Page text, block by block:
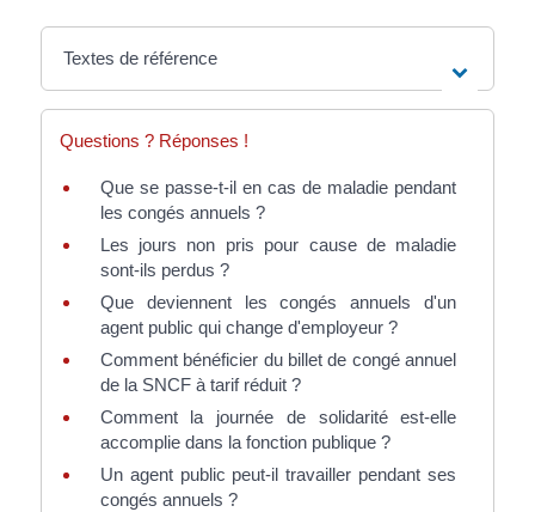
Textes de référence
Questions ? Réponses !
Que se passe-t-il en cas de maladie pendant
les congés annuels ?
Les jours non pris pour cause de maladie
sont-ils perdus ?
Que deviennent les congés annuels d'un
agent public qui change d'employeur ?
Comment bénéficier du billet de congé annuel
de la SNCF à tarif réduit ?
Comment la journée de solidarité est-elle
accomplie dans la fonction publique ?
Un agent public peut-il travailler pendant ses
congés annuels ?